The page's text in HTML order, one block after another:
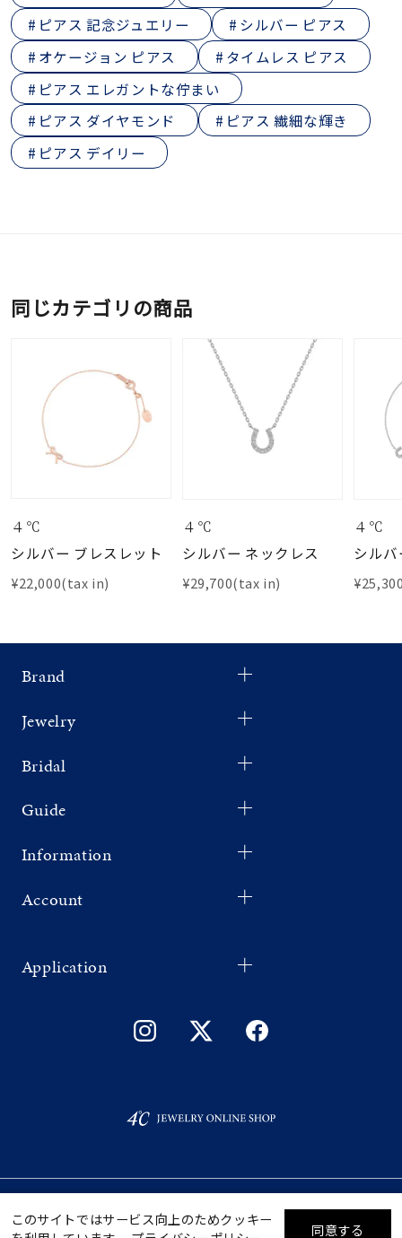
ピアス 記念ジュエリー
シルバー ピアス
オケージョン ピアス
タイムレス ピアス
ピアス エレガントな佇まい
ピアス ダイヤモンド
ピアス 繊細な輝き
ピアス デイリー
同じカテゴリの商品
４℃
シルバー ブレスレット
¥22,000(tax in)
４℃
シルバー ネックレス
¥29,700(tax in)
４℃
シル
Brand
Jewelry
Bridal
Guide
Information
Account
Application
このサイトではサービス向上のためクッキー
同意する